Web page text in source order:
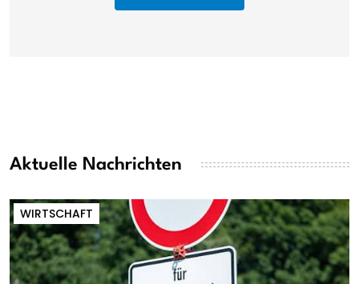
Aktuelle Nachrichten
WIRTSCHAFT